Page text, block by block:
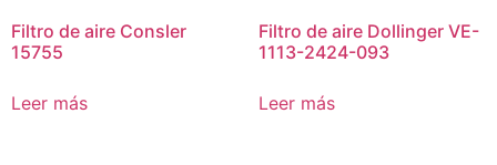
Filtro de aire Consler
15755
Leer más
Filtro de aire Dollinger VE-
1113-2424-093
Leer más